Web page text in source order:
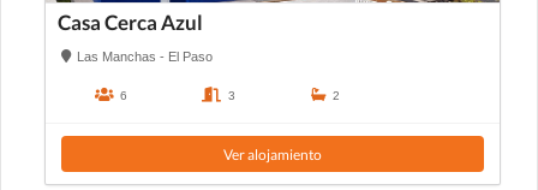
Casa Cerca Azul
Las Manchas - El Paso
6 3 2
Ver alojamiento